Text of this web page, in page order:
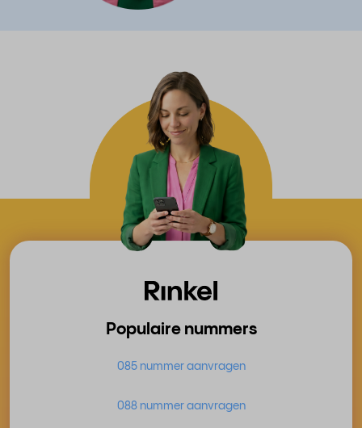
Populaire nummers
085 nummer aanvragen
088 nummer aanvragen